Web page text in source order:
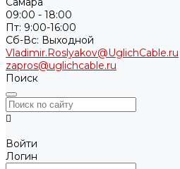
09:00 - 18:00
Пт: 9:00-16:00
Cб-Вс: Выходной
Vladimir.Roslyakov@UglichCable.ru
zapros@uglichcable.ru
Поиск
Войти
Логин